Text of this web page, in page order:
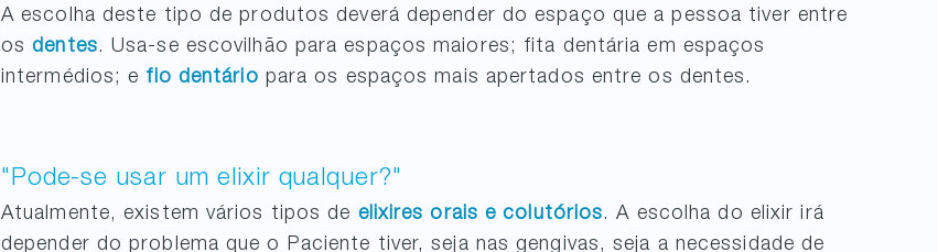
A escolha deste tipo de produtos deverá depender do espaço que a pessoa tiver entre
osdentes. Usa-se escovilhão para espaços maiores; fita dentária em espaços
intermédios; e fio dentário para os espaços mais apertados entre os dentes.
"Pode-se usar um elixir qualquer?"
Atualmente, existem vários tipos de elixires orais e colutórios. A escolha do elixir irá
depender do problema que o Paciente tiver, seja nas gengivas, seja a necessidade de